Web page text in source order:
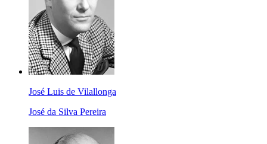
José Luis de Vilallonga
José da Silva Pereira